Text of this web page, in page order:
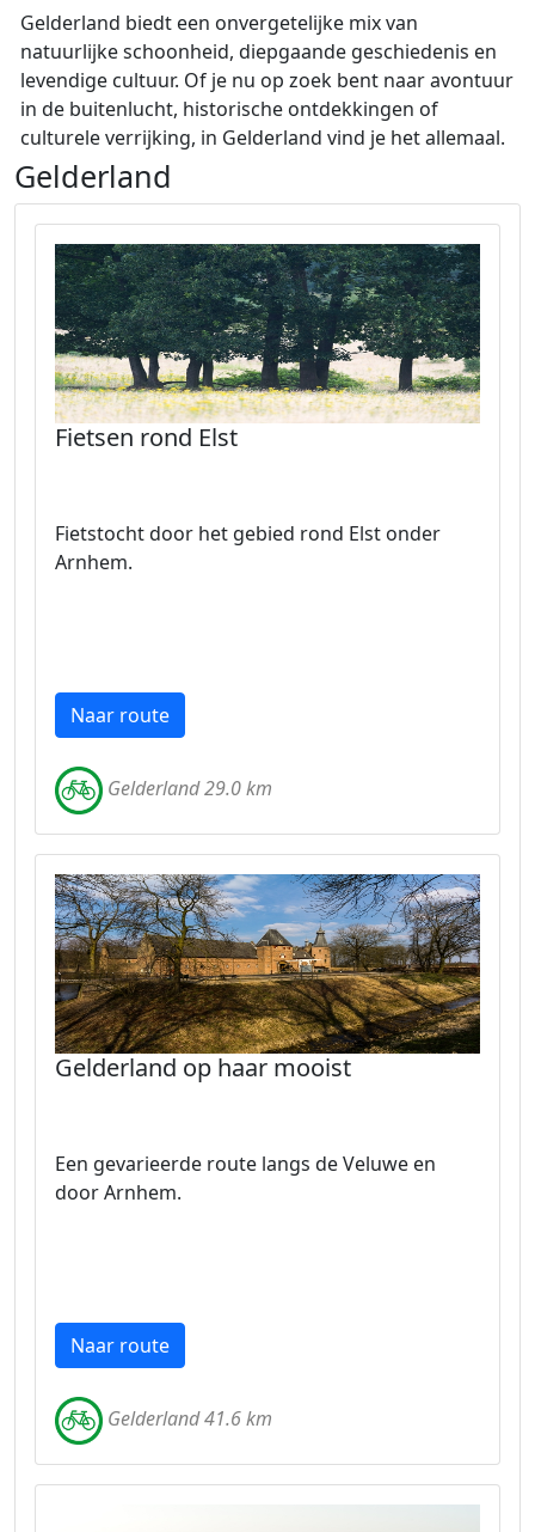
Gelderland biedt een onvergetelijke mix van
natuurlijke schoonheid, diepgaande geschiedenis en
levendige cultuur. Of je nu op zoek bent naar avontuur
in de buitenlucht, historische ontdekkingen of
culturele verrijking, in Gelderland vind je het allemaal.
Gelderland
Fietsen rond Elst
Fietstocht door het gebied rond Elst onder
Arnhem.
Naar route
Gelderland 29.0 km
Gelderland op haar mooist
Een gevarieerde route langs de Veluwe en
door Arnhem.
Naar route
Gelderland 41.6 km